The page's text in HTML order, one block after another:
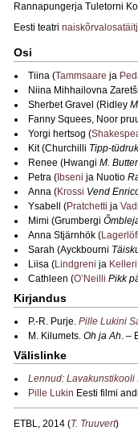
Rannapungerja Tuletorni
Eesti teatri
Osi
Tiina (Tammsaare ja
Niina Mihhailovna
Sherbet Gravel (Ridley
Fanny Squees, Noor
Yorgi hertsog (
Kit (Churchilli Tipp-
Renee (Hwangi M.
Petra ( Ibseni ja Nuotio
Anna (Krossi Vend
Ysabell (Pratchetti ja Vadi
Mimi (Grumbergi
Anna Stjärnhök (Lagerlöfi
Sarah (Ayckbourni
Liisa (Lindgreni ja Kelleri
Cathleen (O’Neilli Pikk
Kirjandus
P.-R. Purje. Pille Lukini
M. Kilumets. Oh ja Ah. –
Välislinke
Lennud:
Pille Lukin Eesti filmi
ETBL, 2014 (T. Truuvert)